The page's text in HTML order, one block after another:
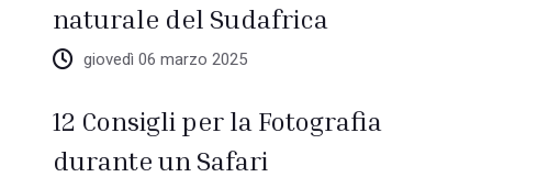
naturale del Sudafrica
giovedì 06 marzo 2025
12 Consigli per la Fotografia
durante un Safari